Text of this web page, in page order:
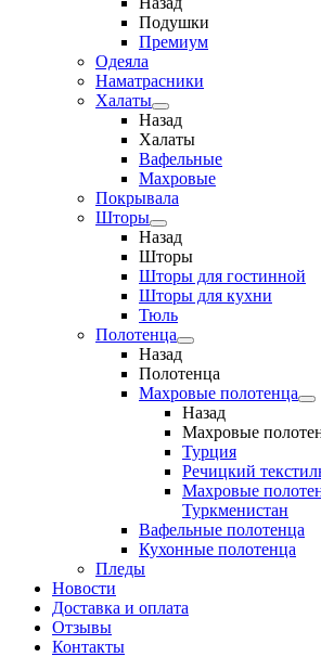
Подушки
Премиум
Одеяла
Наматрасники
Халаты
Назад
Халаты
Вафельные
Махровые
Покрывала
Шторы
Назад
Шторы
Шторы для гостинной
Шторы для кухни
Тюль
Полотенца
Назад
Полотенца
Махровые полотенца
Назад
Махровые
Турция
Речицкий
Махровые
Туркменистан
Вафельные полотенца
Кухонные полотенца
Пледы
Новости
Доставка и оплата
Отзывы
Контакты